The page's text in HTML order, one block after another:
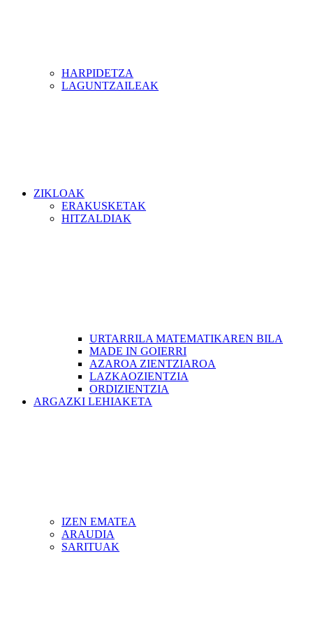
HARPIDETZA
LAGUNTZAILEAK
ZIKLOAK
ERAKUSKETAK
HITZALDIAK
URTARRILA MATEMATIKAREN BILA
MADE IN GOIERRI
AZAROA ZIENTZIAROA
LAZKAOZIENTZIA
ORDIZIENTZIA
ARGAZKI LEHIAKETA
IZEN EMATEA
ARAUDIA
SARITUAK